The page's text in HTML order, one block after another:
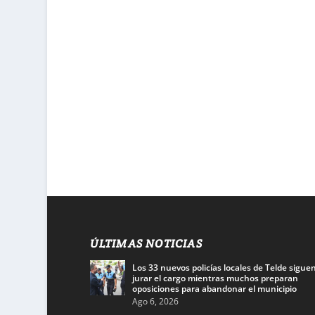
ÚLTIMAS NOTICIAS
Los 33 nuevos policías locales de Telde
jurar el cargo mientras muchos preparan
oposiciones para abandonar el municipio
Ago 6, 2026